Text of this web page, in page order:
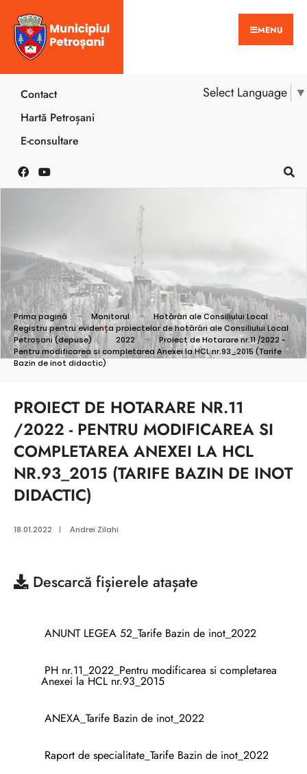
MENU
Select Language ▼
Contact
Hartă Petroșani
E-consultare
Prima pagină Monitorul
Hotărâri ale Consiliului Local
Registru pentru evidența proiectelor de hotărâri ale Consiliului Local
Petroșani (depuse)
2022
Proiect de Hotarare nr.11 /2022 -
Pentru modificarea si completarea Anexei la HCL nr.93_2015 (Tarife
Bazin de inot didactic)
PROIECT DE HOTARARE NR.11
/2022 - PENTRU MODIFICAREA SI
COMPLETAREA ANEXEI LA HCL
NR.93_2015 (TARIFE BAZIN DE INOT
DIDACTIC)
18.01.2022 | Andrei Zilahi
Descarcă fișierele atașate
ANUNT LEGEA 52_Tarife Bazin de inot_2022
PH nr.11_2022_Pentru modificarea si completarea
Anexei la HCL nr.93_2015
ANEXA_Tarife Bazin de inot_2022
Raport de specialitate_Tarife Bazin de inot_2022